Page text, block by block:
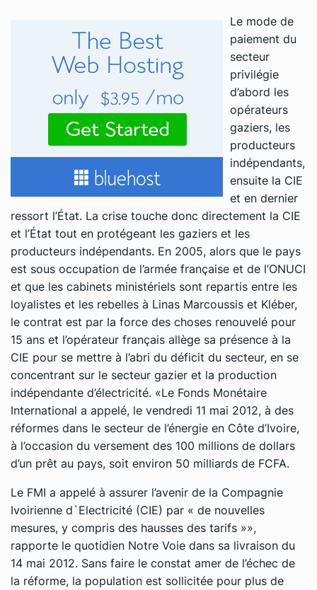
Le mode de
paiement du
secteur
privilégie
d’abord les
opérateurs
gaziers, les
producteurs
indépendants,
ensuite la CIE
et en dernier
ressort l’État. La crise touche donc directement la CIE
et l’État tout en protégeant les gaziers et les
producteurs indépendants. En 2005, alors que le pays
est sous occupation de l’armée française et de l’ONUCI
et que les cabinets ministériels sont repartis entre les
loyalistes et les rebelles à Linas Marcoussis et Kléber,
le contrat est par la force des choses renouvelé pour
15 ans et l’opérateur français allège sa présence à la
CIE pour se mettre à l’abri du déficit du secteur, en se
concentrant sur le secteur gazier et la production
indépendante d’électricité. «Le Fonds Monétaire
International a appelé, le vendredi 11 mai 2012, à des
réformes dans le secteur de l’énergie en Côte d’Ivoire,
à l’occasion du versement des 100 millions de dollars
d’un prêt au pays, soit environ 50 milliards de FCFA.
Le FMI a appelé à assurer l’avenir de la Compagnie
Ivoirienne d`Electricité (CIE) par « de nouvelles
mesures, y compris des hausses des tarifs »»,
rapporte le quotidien Notre Voie dans sa livraison du
14 mai 2012. Sans faire le constat amer de l’échec de
la réforme, la population est sollicitée pour plus de